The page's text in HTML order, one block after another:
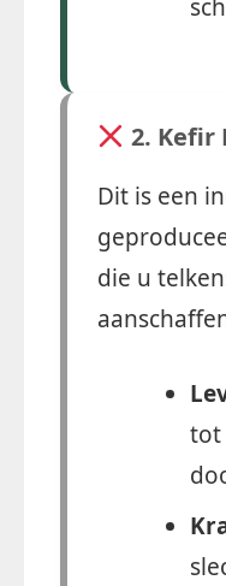
2. Kefir
Dit is een
die u
tot